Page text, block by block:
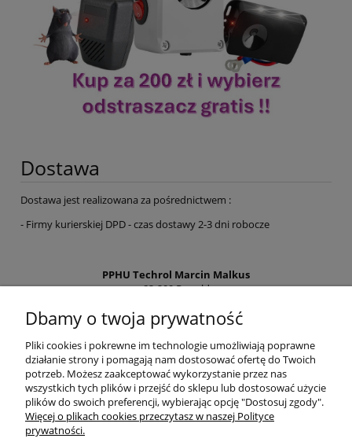
Dostawa
Dostawa jest realizowana za pośrednictwem :
- Firmy kurierskiej DPD - czas dostawy 2-3 dni robocze
PPHU Techrol Marcin Malkus
83-200 Rywałd
NIP PL5921615578
Regon 192648960
Tel:881 252 525
info@zielonalapka.pl
Dbamy o twoja prywatność
Pliki cookies i pokrewne im technologie umożliwiają poprawne
działanie strony i pomagają nam dostosować ofertę do Twoich
potrzeb. Możesz zaakceptować wykorzystanie przez nas
wszystkich tych plików i przejść do sklepu lub dostosować użycie
plików do swoich preferencji, wybierając opcję "Dostosuj zgody".
Więcej o plikach cookies przeczytasz w naszej Polityce
prywatności.